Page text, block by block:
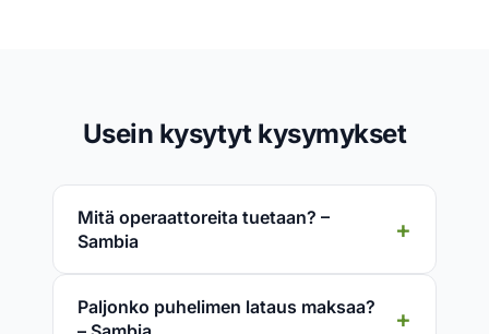
Usein kysytyt kysymykset
Mitä operaattoreita tuetaan? –
Sambia
Paljonko puhelimen lataus maksaa?